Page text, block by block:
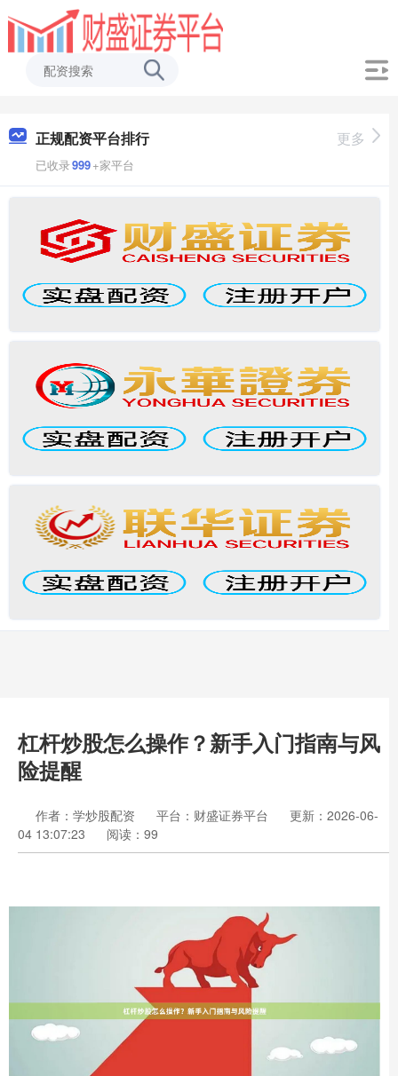
正规配资平台排行
已收录999+家平台
更多
杠杆炒股怎么操作？新手入门指南与风
险提醒
作者：学炒股配资 平台：财盛证券平台
更新：2026-06-
04 13:07:23
阅读：99